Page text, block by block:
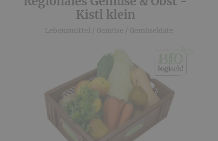
Kistl klein
Lebensmittel / Gemüse / Gemüsekiste